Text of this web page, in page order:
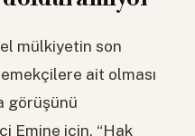
mülkiyetin son
emekçilere ait olması
görüşünü
Emine için, “Hak